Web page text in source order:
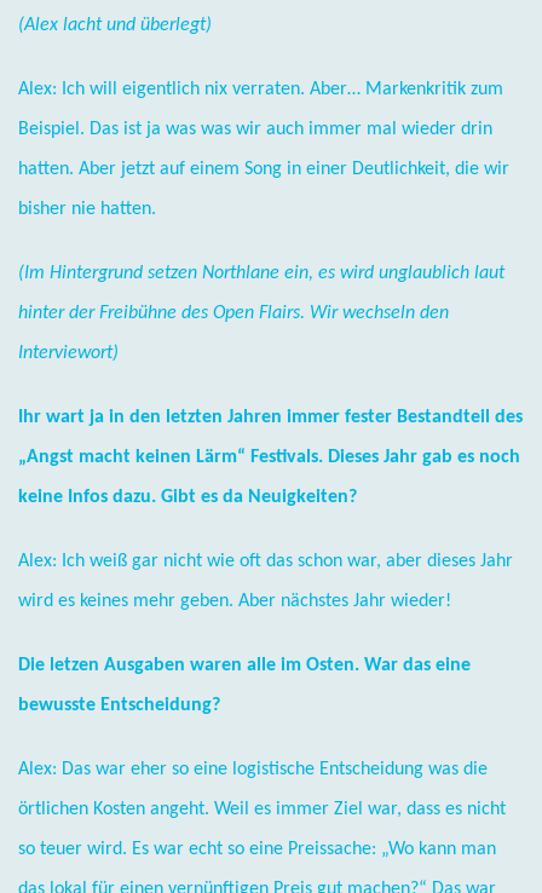
(Alex lacht und überlegt)
Alex: Ich will eigentlich nix verraten. Aber… Markenkritik zum
Beispiel. Das ist ja was was wir auch immer mal wieder drin
hatten. Aber jetzt auf einem Song in einer Deutlichkeit, die wir
bisher nie hatten.
(Im Hintergrund setzen Northlane ein, es wird unglaublich laut
hinter der Freibühne des Open Flairs. Wir wechseln den
Interviewort)
Ihr wart ja in den letzten Jahren immer fester Bestandteil des
„Angst macht keinen Lärm“ Festivals. Dieses Jahr gab es noch
keine Infos dazu. Gibt es da Neuigkeiten?
Alex: Ich weiß gar nicht wie oft das schon war, aber dieses Jahr
wird es keines mehr geben. Aber nächstes Jahr wieder!
Die letzen Ausgaben waren alle im Osten. War das eine
bewusste Entscheidung?
Alex: Das war eher so eine logistische Entscheidung was die
örtlichen Kosten angeht. Weil es immer Ziel war, dass es nicht
so teuer wird. Es war echt so eine Preissache: „Wo kann man